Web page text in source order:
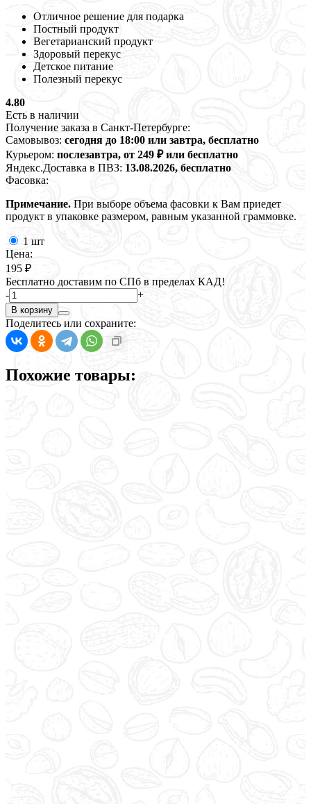
Отличное решение для подарка
Постный продукт
Вегетарианский продукт
Здоровый перекус
Детское питание
Полезный перекус
4.80
Есть в наличии
Получение заказа в Санкт-Петербурге:
Самовывоз: сегодня до 18:00 или завтра, бесплатно
Курьером: послезавтра, от 249 ₽ или бесплатно
Яндекс.Доставка в ПВЗ: 13.08.2026, бесплатно
Фасовка:
Примечание. При выборе объема фасовки к Вам приедет
продукт в упаковке размером, равным указанной граммовке.
1 шт
Цена:
195 ₽
Бесплатно доставим по СПб в пределах КАД!
-
+
В корзину
Поделитесь или сохраните:
Похожие товары: